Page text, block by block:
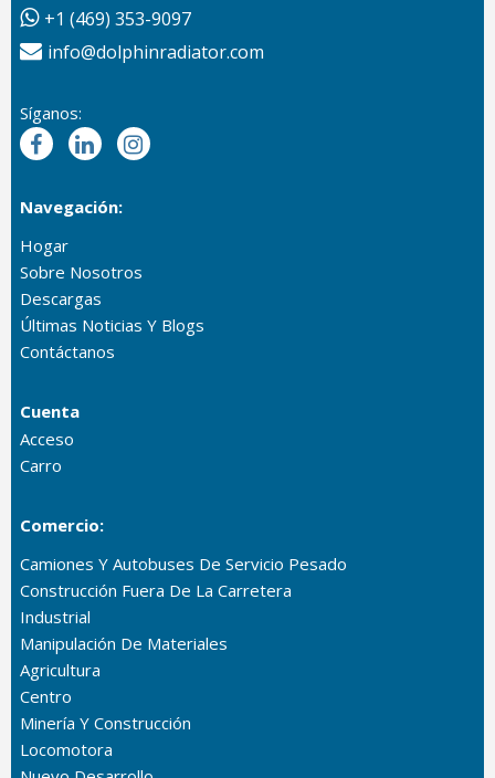
+1 (469) 353-9097
info@dolphinradiator.com
Síganos:
Navegación:
Hogar
Sobre Nosotros
Descargas
Últimas Noticias Y Blogs
Contáctanos
Cuenta
Acceso
Carro
Comercio:
Camiones Y Autobuses De Servicio Pesado
Construcción Fuera De La Carretera
Industrial
Manipulación De Materiales
Agricultura
Centro
Minería Y Construcción
Locomotora